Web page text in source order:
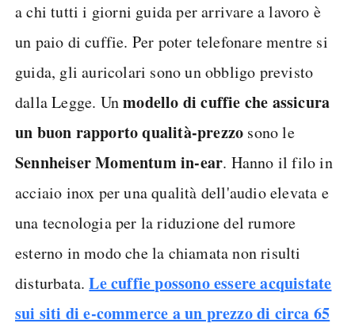
a chi tutti i giorni guida per arrivare a lavoro è
un paio di cuffie. Per poter telefonare mentre si
guida, gli auricolari sono un obbligo previsto
dalla Legge. Unmodello di cuffie che assicura
un buon rapporto qualità-prezzo sono le
Sennheiser Momentum in-ear. Hanno il filo in
acciaio inox per una qualità dell'audio elevata e
una tecnologia per la riduzione del rumore
esterno in modo che la chiamata non risulti
disturbata.Le cuffie possono essere acquistate
sui siti di e-commerce a un prezzo di circa 65